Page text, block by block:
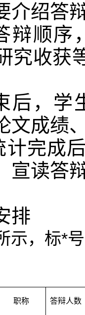
介绍答
辩顺序
究收获
后，学
文成绩
计完成
宣读答
排
， 标*
职称 答辩人数